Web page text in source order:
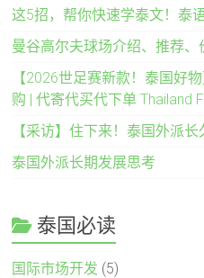
这5招，帮你快速学泰文！泰
曼谷高尔夫球场介绍、推荐、
【2026世足赛新款！泰国好
购 | 代寄代买代下单 Thailand
【采访】住下来！泰国外派长
泰国外派长期发展思考
泰国必读
国际市场开发 (5)